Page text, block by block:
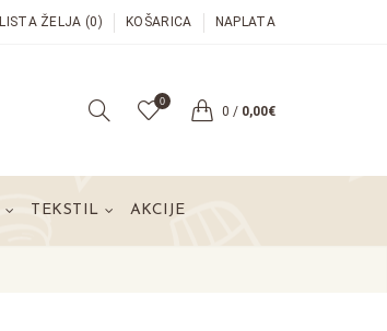
LISTA ŽELJA (0) KOŠARICA NAPLATA
0
0 / 0,00€
TEKSTIL AKCIJE